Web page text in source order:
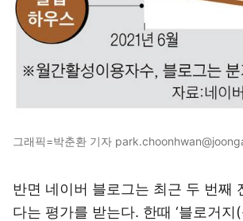
그래픽=박춘환 기자
반면 네이버 블로그는 최근 두 번째
다는 평가를 받는다. 한때 ‘블로거지